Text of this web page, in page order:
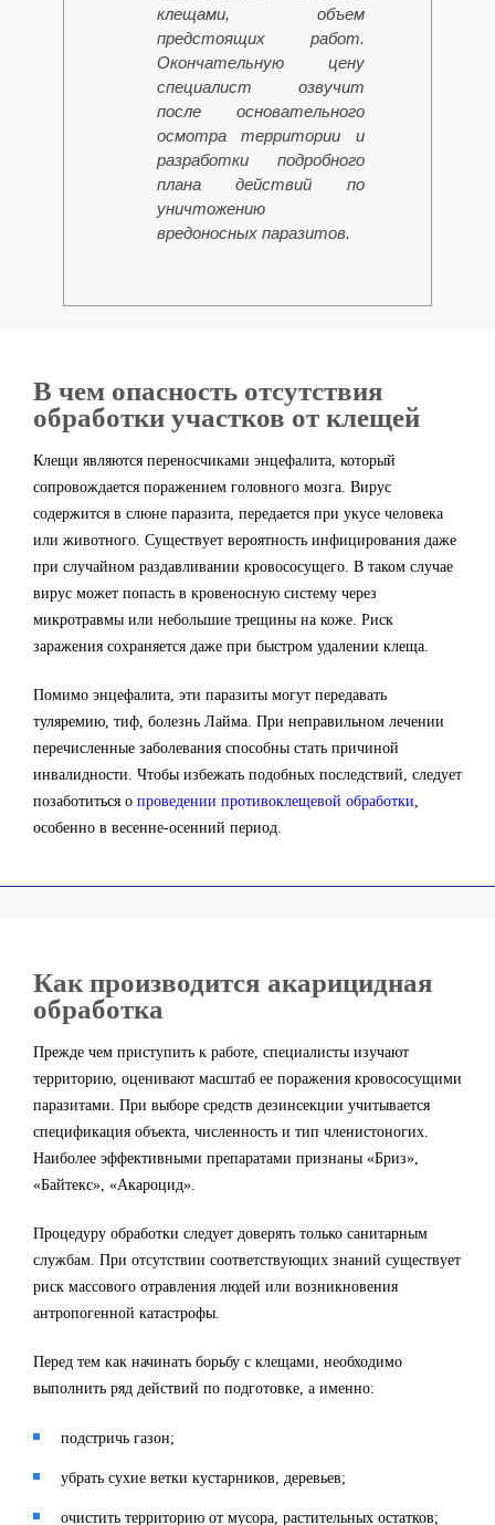
клещами, объем
предстоящих работ.
Окончательную цену
специалист озвучит
после основательного
осмотра территории и
разработки подробного
плана действий по
уничтожению
вредоносных паразитов.
В чем опасность отсутствия
обработки участков от клещей
Клещи являются переносчиками энцефалита, который
сопровождается поражением головного мозга. Вирус
содержится в слюне паразита, передается при укусе человека
или животного. Существует вероятность инфицирования даже
при случайном раздавливании кровососущего. В таком случае
вирус может попасть в кровеносную систему через
микротравмы или небольшие трещины на коже. Риск
заражения сохраняется даже при быстром удалении клеща.
Помимо энцефалита, эти паразиты могут передавать
туляремию, тиф, болезнь Лайма. При неправильном лечении
перечисленные заболевания способны стать причиной
инвалидности. Чтобы избежать подобных последствий, следует
позаботиться о проведении противоклещевой обработки,
особенно в весенне-осенний период.
Как производится акарицидная
обработка
Прежде чем приступить к работе, специалисты изучают
территорию, оценивают масштаб ее поражения кровососущими
паразитами. При выборе средств дезинсекции учитывается
спецификация объекта, численность и тип членистоногих.
Наиболее эффективными препаратами признаны «Бриз»,
«Байтекс», «Акароцид».
Процедуру обработки следует доверять только санитарным
службам. При отсутствии соответствующих знаний существует
риск массового отравления людей или возникновения
антропогенной катастрофы.
Перед тем как начинать борьбу с клещами, необходимо
выполнить ряд действий по подготовке, а именно:
подстричь газон;
убрать сухие ветки кустарников, деревьев;
очистить территорию от мусора, растительных остатков;